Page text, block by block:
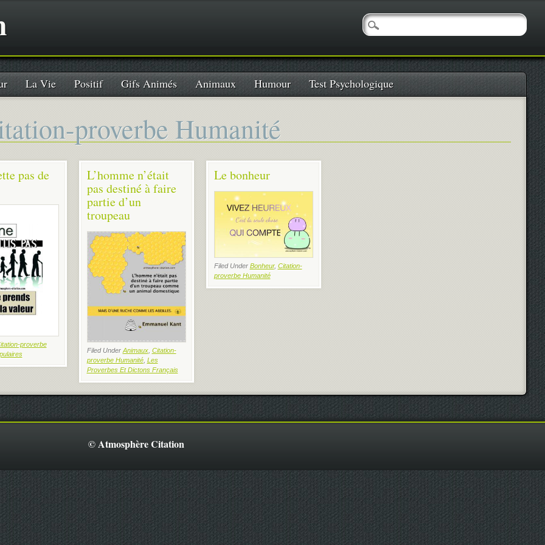
La Vie Positif Gifs Animés Animaux Humour Test Psychologique
proverbe Humanité
pas de
proverbe
L’homme n’était
pas destiné à faire
partie d’un
troupeau
Filed Under Animaux, Citation-
proverbe Humanité, Les
Proverbes Et Dictons Français
Le bonheur
Filed Under Bonheur, Citation-
proverbe Humanité
© Atmosphère Citation